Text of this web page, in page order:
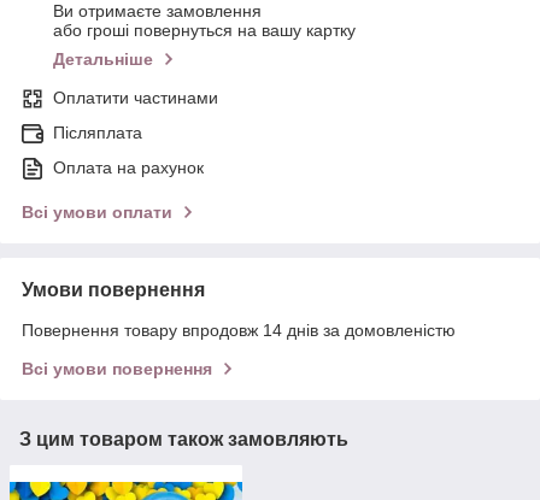
Ви отримаєте замовлення
або гроші повернуться на вашу картку
Детальніше
Оплатити частинами
Післяплата
Оплата на рахунок
Всі умови оплати
Умови повернення
Повернення товару впродовж 14 днів за домовленістю
Всі умови повернення
З цим товаром також замовляють